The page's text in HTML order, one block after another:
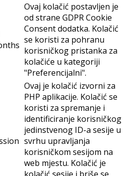
Ovaj kolačić postavljen je
od strane GDPR Cookie
Consent dodatka. Kolačić
se koristi za pohranu
korisničkog pristanka za
kolačiće u kategoriji
"Preferencijalni".
Ovaj je kolačić izvorni za
PHP aplikacije. Kolačić se
koristi za spremanje i
identificiranje korisničkog
jedinstvenog ID-a sesije u
svrhu upravljanja
korisničkom sesijom na
web mjestu. Kolačić je